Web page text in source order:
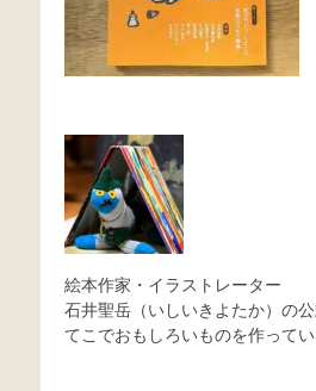
絵本作家・イラストレーター
石井聖岳（いしいきよたか）の
てこでおもしろいものを作って